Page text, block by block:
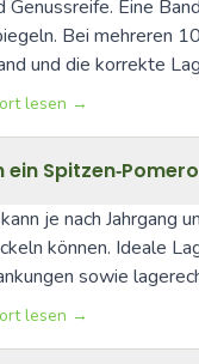
Genussreife. Eine
Bei mehreren
und die korrekte
lesen →
ein
je nach Jahrgang
können. Ideale
sowie
lesen →